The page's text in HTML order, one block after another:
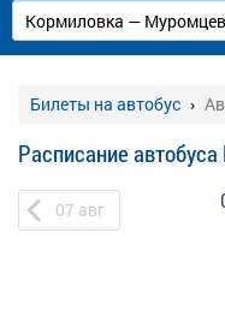
Билеты на автобус
Расписание
07 авг